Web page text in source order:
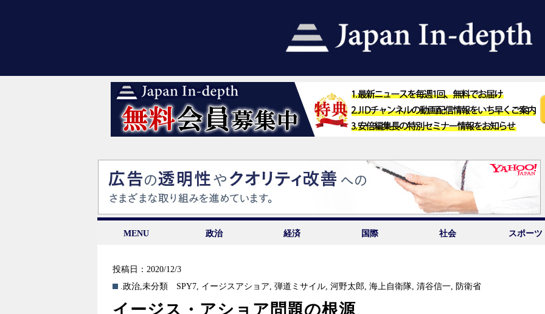
MENU 政治 経済 国際 社会 スポーツ
投稿日：2020/12/3
.政治,未分類 SPY7, イージスアショア,弾道ミサイル,河野太郎,海上自衛隊,清谷信一, 防衛省
イージス・アショア問題の根源